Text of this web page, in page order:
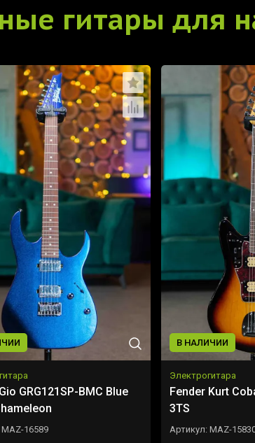
гитары для
GRG121SP-BMC Blue
MAZ-16589
В НАЛИЧИИ
Электрогитара
Fender Kurt
3TS
Артикул: MAZ-